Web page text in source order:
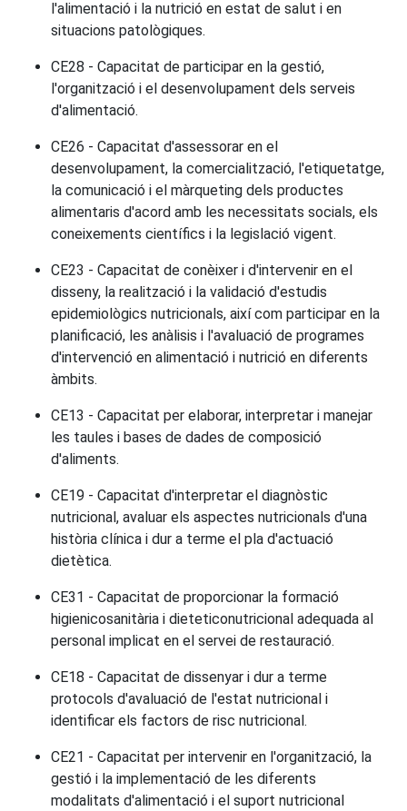
l'alimentació i la nutrició en estat de salut i en
situacions patològiques.
CE28 - Capacitat de participar en la gestió,
l'organització i el desenvolupament dels serveis
d'alimentació.
CE26 - Capacitat d'assessorar en el
desenvolupament, la comercialització, l'etiquetatge,
la comunicació i el màrqueting dels productes
alimentaris d'acord amb les necessitats socials, els
coneixements científics i la legislació vigent.
CE23 - Capacitat de conèixer i d'intervenir en el
disseny, la realització i la validació d'estudis
epidemiològics nutricionals, així com participar en la
planificació, les anàlisis i l'avaluació de programes
d'intervenció en alimentació i nutrició en diferents
àmbits.
CE13 - Capacitat per elaborar, interpretar i manejar
les taules i bases de dades de composició
d'aliments.
CE19 - Capacitat d'interpretar el diagnòstic
nutricional, avaluar els aspectes nutricionals d'una
història clínica i dur a terme el pla d'actuació
dietètica.
CE31 - Capacitat de proporcionar la formació
higienicosanitària i dieteticonutricional adequada al
personal implicat en el servei de restauració.
CE18 - Capacitat de dissenyar i dur a terme
protocols d'avaluació de l'estat nutricional i
identificar els factors de risc nutricional.
CE21 - Capacitat per intervenir en l'organització, la
gestió i la implementació de les diferents
modalitats d'alimentació i el suport nutricional